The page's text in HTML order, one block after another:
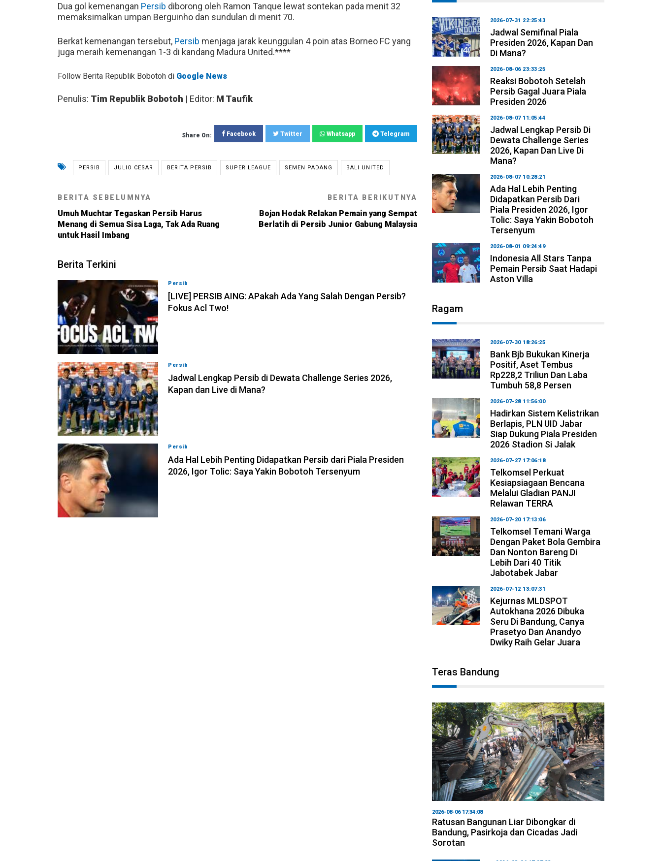
Dua gol kemenangan Persib diborong oleh Ramon Tanque lewat sontekan pada menit 32
memaksimalkan umpan Berguinho dan sundulan di menit 70.
Berkat kemenangan tersebut, Persib menjaga jarak keunggulan 4 poin atas Borneo FC yang
juga meraih kemenangan 1-3 di kandang Madura United.****
Follow Berita Republik Bobotoh di Google News
Penulis: Tim Republik Bobotoh | Editor: M Taufik
Share On: Facebook Twitter Whatsapp Telegram
PERSIB JULIO CESAR BERITA PERSIB SUPER LEAGUE SEMEN PADANG BALI UNITED
BERITA SEBELUMNYA
Umuh Muchtar Tegaskan Persib Harus
Menang di Semua Sisa Laga, Tak Ada Ruang
untuk Hasil Imbang
BERITA BERIKUTNYA
Bojan Hodak Relakan Pemain yang Sempat
Berlatih di Persib Junior Gabung Malaysia
Berita Terkini
Persib
[LIVE] PERSIB AING: APakah Ada Yang Salah Dengan Persib?
Fokus Acl Two!
Persib
Jadwal Lengkap Persib di Dewata Challenge Series 2026,
Kapan dan Live di Mana?
Persib
Ada Hal Lebih Penting Didapatkan Persib dari Piala Presiden
2026, Igor Tolic: Saya Yakin Bobotoh Tersenyum
2026-07-31 22:25:43
Jadwal Semifinal Piala
Presiden 2026, Kapan Dan
Di Mana?
2026-08-06 23:33:25
Reaksi Bobotoh Setelah
Persib Gagal Juara Piala
Presiden 2026
2026-08-07 11:05:44
Jadwal Lengkap Persib Di
Dewata Challenge Series
2026, Kapan Dan Live Di
Mana?
2026-08-07 10:28:21
Ada Hal Lebih Penting
Didapatkan Persib Dari
Piala Presiden 2026, Igor
Tolic: Saya Yakin Bobotoh
Tersenyum
2026-08-01 09:24:49
Indonesia All Stars Tanpa
Pemain Persib Saat Hadapi
Aston Villa
Ragam
2026-07-30 18:26:25
Bank Bjb Bukukan Kinerja
Positif, Aset Tembus
Rp228,2 Triliun Dan Laba
Tumbuh 58,8 Persen
2026-07-28 11:56:00
Hadirkan Sistem Kelistrikan
Berlapis, PLN UID Jabar
Siap Dukung Piala Presiden
2026 Stadion Si Jalak
2026-07-27 17:06:18
Telkomsel Perkuat
Kesiapsiagaan Bencana
Melalui Gladian PANJI
Relawan TERRA
2026-07-20 17:13:06
Telkomsel Temani Warga
Dengan Paket Bola Gembira
Dan Nonton Bareng Di
Lebih Dari 40 Titik
Jabotabek Jabar
2026-07-12 13:07:31
Kejurnas MLDSPOT
Autokhana 2026 Dibuka
Seru Di Bandung, Canya
Prasetyo Dan Anandyo
Dwiky Raih Gelar Juara
Teras Bandung
2026-08-06 17:34:08
Ratusan Bangunan Liar Dibongkar di
Bandung, Pasirkoja dan Cicadas Jadi
Sorotan